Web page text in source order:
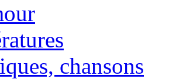
chansons